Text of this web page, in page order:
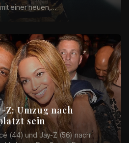
einer neuen,
Z: Umzug nach
sein
(44) und Jay-Z (56) nach